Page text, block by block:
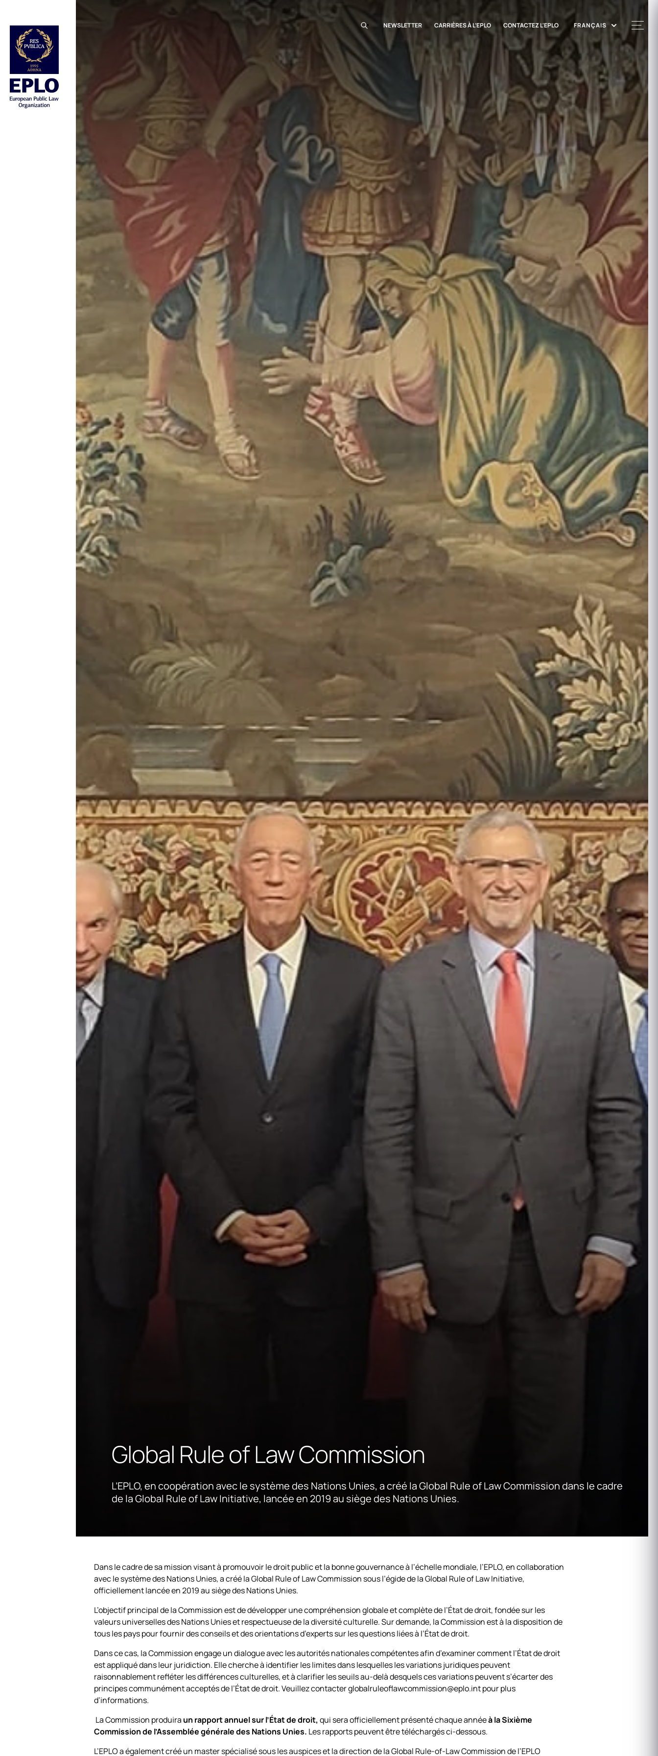
NEWSLETTER CARRIÈRES À L’EPLO CONTACTEZ L'EPLO FRANÇAIS
Global Rule of Law Commission
L’EPLO, en coopération avec le système des Nations Unies, a créé la Global Rule of Law Commission dans le cadre
de la Global Rule of Law Initiative, lancée en 2019 au siège des Nations Unies.
Dans le cadre de sa mission visant à promouvoir le droit public et la bonne gouvernance à l’échelle mondiale, l’EPLO, en collaboration
avec le système des Nations Unies, a créé la Global Rule of Law Commission sous l’égide de la Global Rule of Law Initiative,
officiellement lancée en 2019 au siège des Nations Unies.
L’objectif principal de la Commission est de développer une compréhension globale et complète de l’État de droit, fondée sur les
valeurs universelles des Nations Unies et respectueuse de la diversité culturelle. Sur demande, la Commission est à la disposition de
tous les pays pour fournir des conseils et des orientations d’experts sur les questions liées à l’État de droit.
Dans ce cas, la Commission engage un dialogue avec les autorités nationales compétentes afin d’examiner comment l’État de droit
est appliqué dans leur juridiction. Elle cherche à identifier les limites dans lesquelles les variations juridiques peuvent
raisonnablement refléter les différences culturelles, et à clarifier les seuils au-delà desquels ces variations peuvent s’écarter des
principes communément acceptés de l’État de droit. Veuillez contacter globalruleoflawcommission@eplo.int pour plus
d’informations.
La Commission produira un rapport annuel sur l’État de droit, qui sera officiellement présenté chaque annéeà la Sixième
Commission de l’Assemblée générale des Nations Unies. Les rapports peuvent être téléchargés ci-dessous.
L’EPLO a également créé un master spécialisé sous les auspices et la direction de la Global Rule-of-Law Commission de l’EPLO